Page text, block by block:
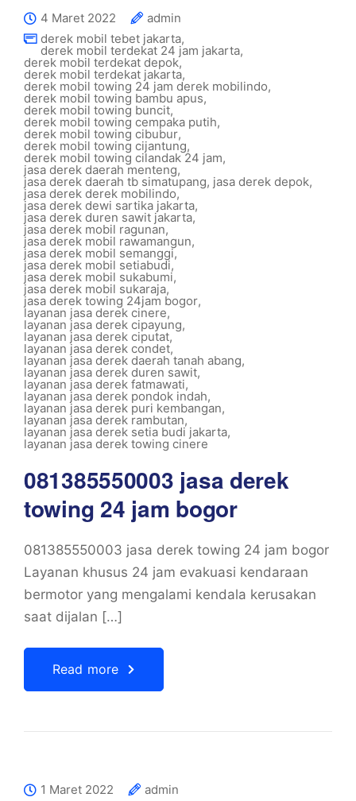
4 Maret 2022
admin
derek mobil tebet jakarta,
derek mobil terdekat 24 jam jakarta,
derek mobil terdekat depok,
derek mobil terdekat jakarta,
derek mobil towing 24 jam derek mobilindo,
derek mobil towing bambu apus,
derek mobil towing buncit,
derek mobil towing cempaka putih,
derek mobil towing cibubur,
derek mobil towing cijantung,
derek mobil towing cilandak 24 jam,
jasa derek daerah menteng,
jasa derek daerah tb simatupang, jasa derek depok,
jasa derek derek mobilindo,
jasa derek dewi sartika jakarta,
jasa derek duren sawit jakarta,
jasa derek mobil ragunan,
jasa derek mobil rawamangun,
jasa derek mobil semanggi,
jasa derek mobil setiabudi,
jasa derek mobil sukabumi,
jasa derek mobil sukaraja,
jasa derek towing 24jam bogor,
layanan jasa derek cinere,
layanan jasa derek cipayung,
layanan jasa derek ciputat,
layanan jasa derek condet,
layanan jasa derek daerah tanah abang,
layanan jasa derek duren sawit,
layanan jasa derek fatmawati,
layanan jasa derek pondok indah,
layanan jasa derek puri kembangan,
layanan jasa derek rambutan,
layanan jasa derek setia budi jakarta,
layanan jasa derek towing cinere
081385550003 jasa derek
towing 24 jam bogor
081385550003 jasa derek towing 24 jam bogor
Layanan khusus 24 jam evakuasi kendaraan
bermotor yang mengalami kendala kerusakan
saat dijalan […]
Read more
1 Maret 2022
admin